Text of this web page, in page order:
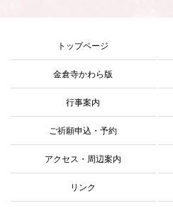
トップページ
金倉寺かわら版
行事案内
ご祈願申込・予約
アクセス・周辺案内
リンク